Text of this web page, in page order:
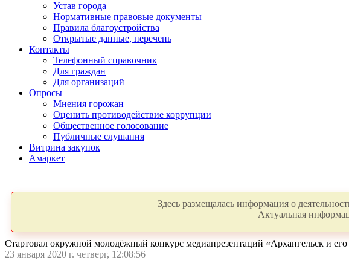
Устав города
Нормативные правовые документы
Правила благоустройства
Открытые данные, перечень
Контакты
Телефонный справочник
Для граждан
Для организаций
Опросы
Мнения горожан
Оценить противодействие коррупции
Общественное голосование
Публичные слушания
Витрина закупок
Амаркет
Здесь размещалась информация о
Актуальная
Стартовал окружной молодёжный конкурс медиапрезентаций «Архангельск и его
23 января 2020 г. четверг, 12:08:56